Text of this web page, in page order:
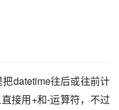
datetime往后或往前计
接用+和-运算符，不过